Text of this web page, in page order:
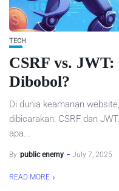
TECH
CSRF vs.
Dibobol?
Di dunia keamanan
dibicarakan: CSRF dan
apa...
By public enemy July 7, 2025
READ MORE